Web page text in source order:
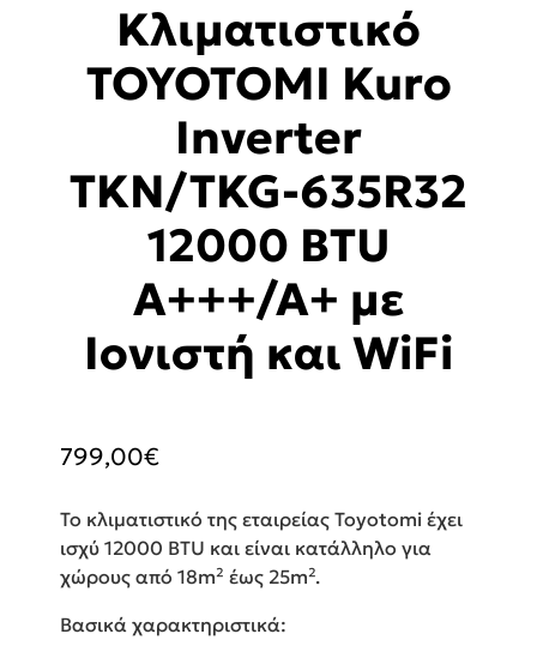
Κλιματιστικό
TOYOTOMI Kuro
Inverter
TKN/TKG-635R32
12000 BTU
A+++/A+ με
Ιονιστή και WiFi
799,00€
Το κλιματιστικό της εταιρείας Toyotomi έχει
ισχύ 12000 BTU και είναι κατάλληλο για
χώρους από 18m² έως 25m².
Βασικά χαρακτηριστικά: